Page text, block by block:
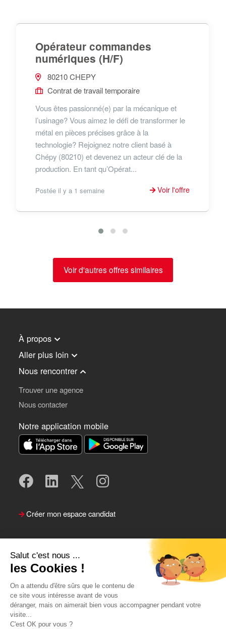
Salut c'est nous ...
les Cookies !
On a attendu d'être sûrs que le contenu de
ce site vous intéresse avant de vous
déranger, mais on aimerait bien vous accompagner pendant votre
visite...
C'est OK pour vous ?
Opérateur commandes
numériques (H/F)
80210 CHEPY
Contrat de travail temporaire
Vous êtes passionné(e) par la mécanique et
l’usinage? Vous aimez le défi de transformer le
métal en pièces précises grâce à la
technologie? Rejoignez notre client basé à
Chépy (80210) et devenez un acteur clé de la
production. En tant qu’Opérat...
Postée il y a 1 semaine Voir l'offre
Voir d'autres offres similaires
À propos
Aller plus loin
Nous rencontrer
Trouver une agence
Nous contacter
Notre application mobile
Créer mon espace candidat